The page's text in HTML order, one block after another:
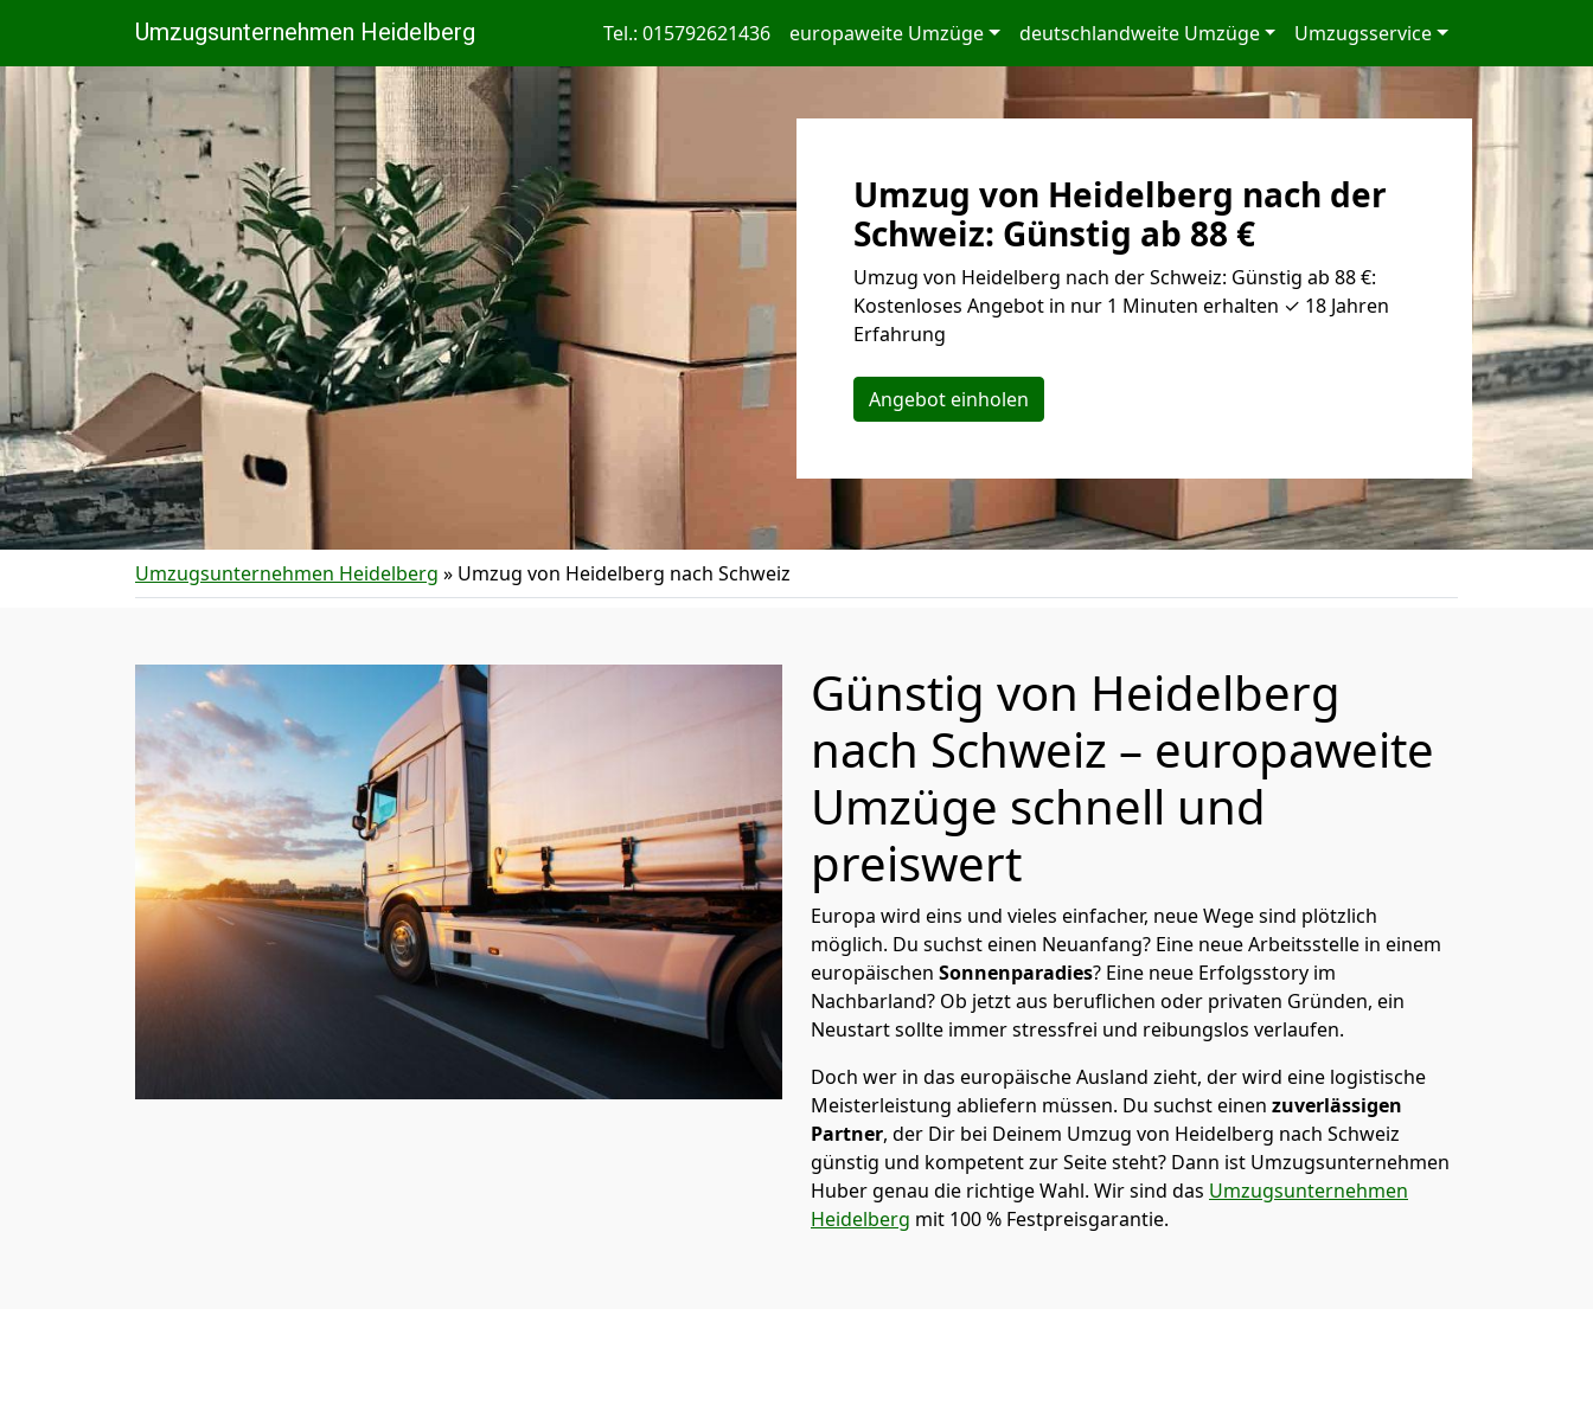
Umzugsunternehmen Heidelberg Tel.: 015792621436 europaweite Umzüge deutschlandweite Umzüge Umzugsservice
Umzug von Heidelberg nach der
Schweiz: Günstig ab 88 €
Umzug von Heidelberg nach der Schweiz: Günstig ab 88 €:
Kostenloses Angebot in nur 1 Minuten erhalten ✓ 18 Jahren
Erfahrung
Angebot einholen
Umzugsunternehmen Heidelberg » Umzug von Heidelberg nach Schweiz
Günstig von Heidelberg
nach Schweiz – europaweite
Umzüge schnell und
preiswert
Europa wird eins und vieles einfacher, neue Wege sind plötzlich
möglich. Du suchst einen Neuanfang? Eine neue Arbeitsstelle in einem
europäischen Sonnenparadies? Eine neue Erfolgsstory im
Nachbarland? Ob jetzt aus beruflichen oder privaten Gründen, ein
Neustart sollte immer stressfrei und reibungslos verlaufen.
Doch wer in das europäische Ausland zieht, der wird eine logistische
Meisterleistung abliefern müssen. Du suchst einen zuverlässigen
Partner, der Dir bei Deinem Umzug von Heidelberg nach Schweiz
günstig und kompetent zur Seite steht? Dann ist Umzugsunternehmen
Hubergenau die richtige Wahl. Wir sind das Umzugsunternehmen
Heidelberg mit 100 % Festpreisgarantie.